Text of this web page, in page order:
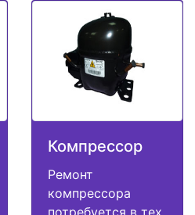
Компрессор
Ремонт
компрессора
потребуется в тех